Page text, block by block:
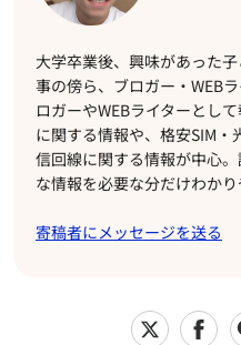
大学卒業後、興味があった
事の傍ら、ブロガー・WEB
ロガーやWEBライターとし
に関する情報や、格安SIM
信回線に関する情報が中心
な情報を必要な分だけわかり
寄稿者にメッセージを送る